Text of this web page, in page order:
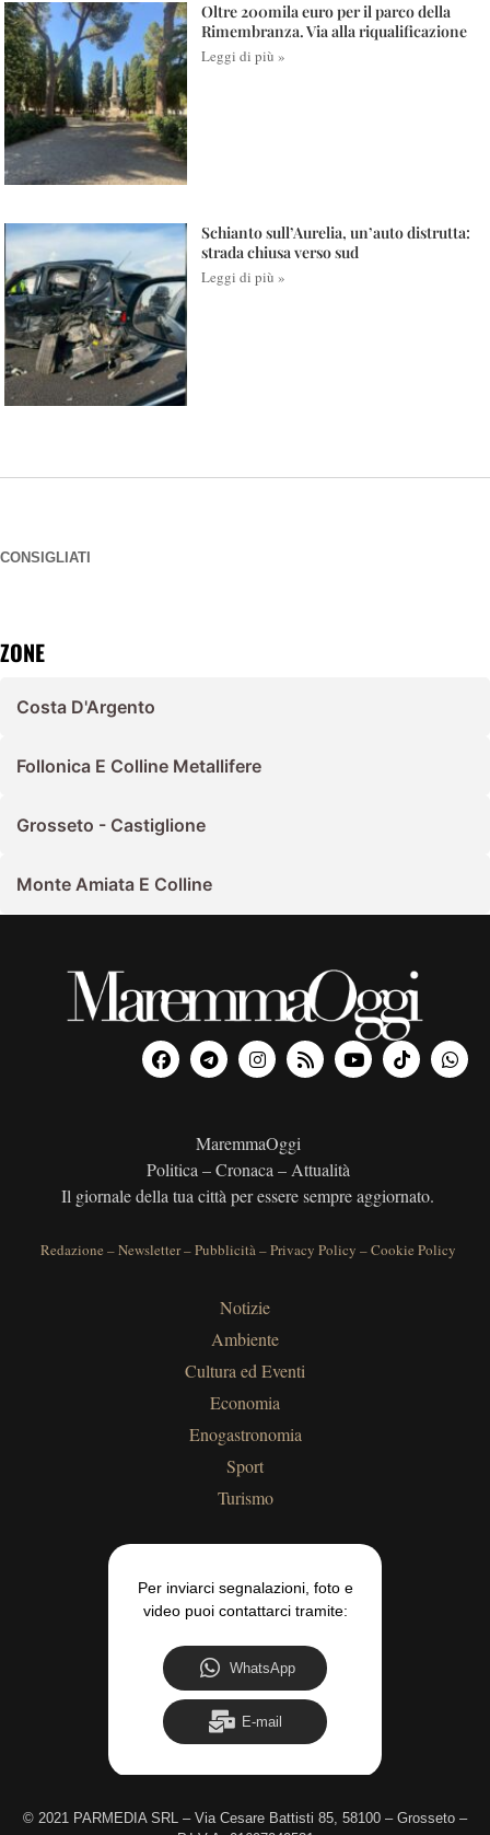
Oltre 200mila euro per il parco della
Rimembranza. Via alla riqualificazione
Leggi di più »
Schianto sull’Aurelia, un’auto distrutta:
strada chiusa verso sud
Leggi di più »
CONSIGLIATI
ZONE
Costa D'Argento
Follonica E Colline Metallifere
Grosseto - Castiglione
Monte Amiata E Colline
MaremmaOggi
Politica – Cronaca – Attualità
Il giornale della tua città per essere sempre aggiornato.
Redazione –Newsletter–Pubblicità–Privacy Policy –Cookie Policy
Notizie
Ambiente
Cultura ed Eventi
Economia
Enogastronomia
Sport
Turismo
Per inviarci segnalazioni, foto e
video puoi contattarci tramite:
WhatsApp
E-mail
© 2021 PARMEDIA SRL – Via Cesare Battisti 85, 58100 – Grosseto –